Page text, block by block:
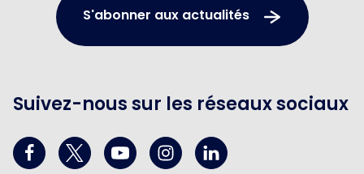
S'abonner aux actualités
Suivez-nous sur les réseaux sociaux